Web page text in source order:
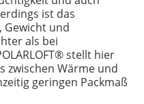
ist das
Gewicht und
als bei
stellt hier
zwischen Wärme und
geringen Packmaß